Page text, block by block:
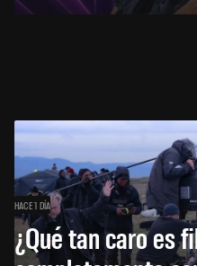
HACE 1 DÍA
¿Qué tan caro es